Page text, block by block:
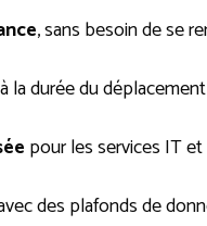
, sans besoin de se
à la durée du
pour les services IT
des plafonds de